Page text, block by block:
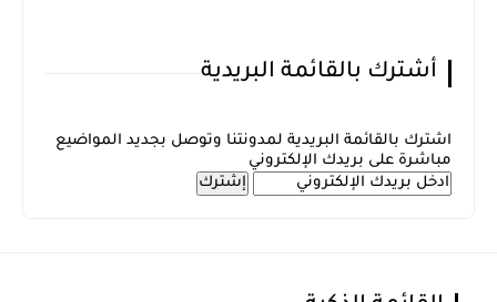
أشترك بالقائمة البريدية
اشترك بالقائمة البريدية لمدونتنا وتوصل بجديد المواضيع
مباشرة على بريدك الإلكتروني